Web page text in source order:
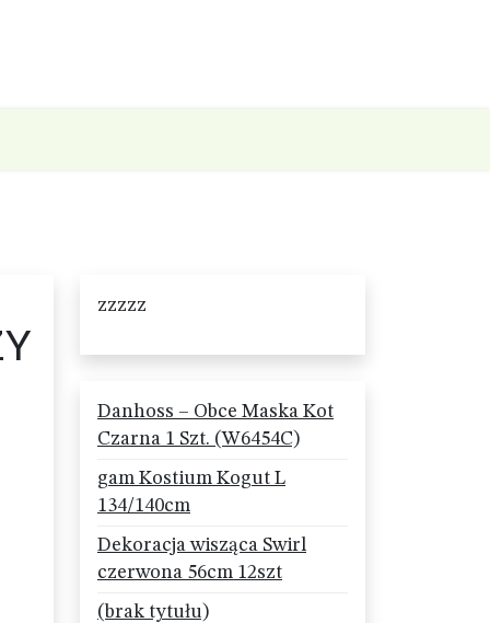
zzzzz
Danhoss – Obce Maska Kot
Czarna 1 Szt. (W6454C)
gam Kostium Kogut L
134/140cm
Dekoracja wisząca Swirl
czerwona 56cm 12szt
(brak tytułu)